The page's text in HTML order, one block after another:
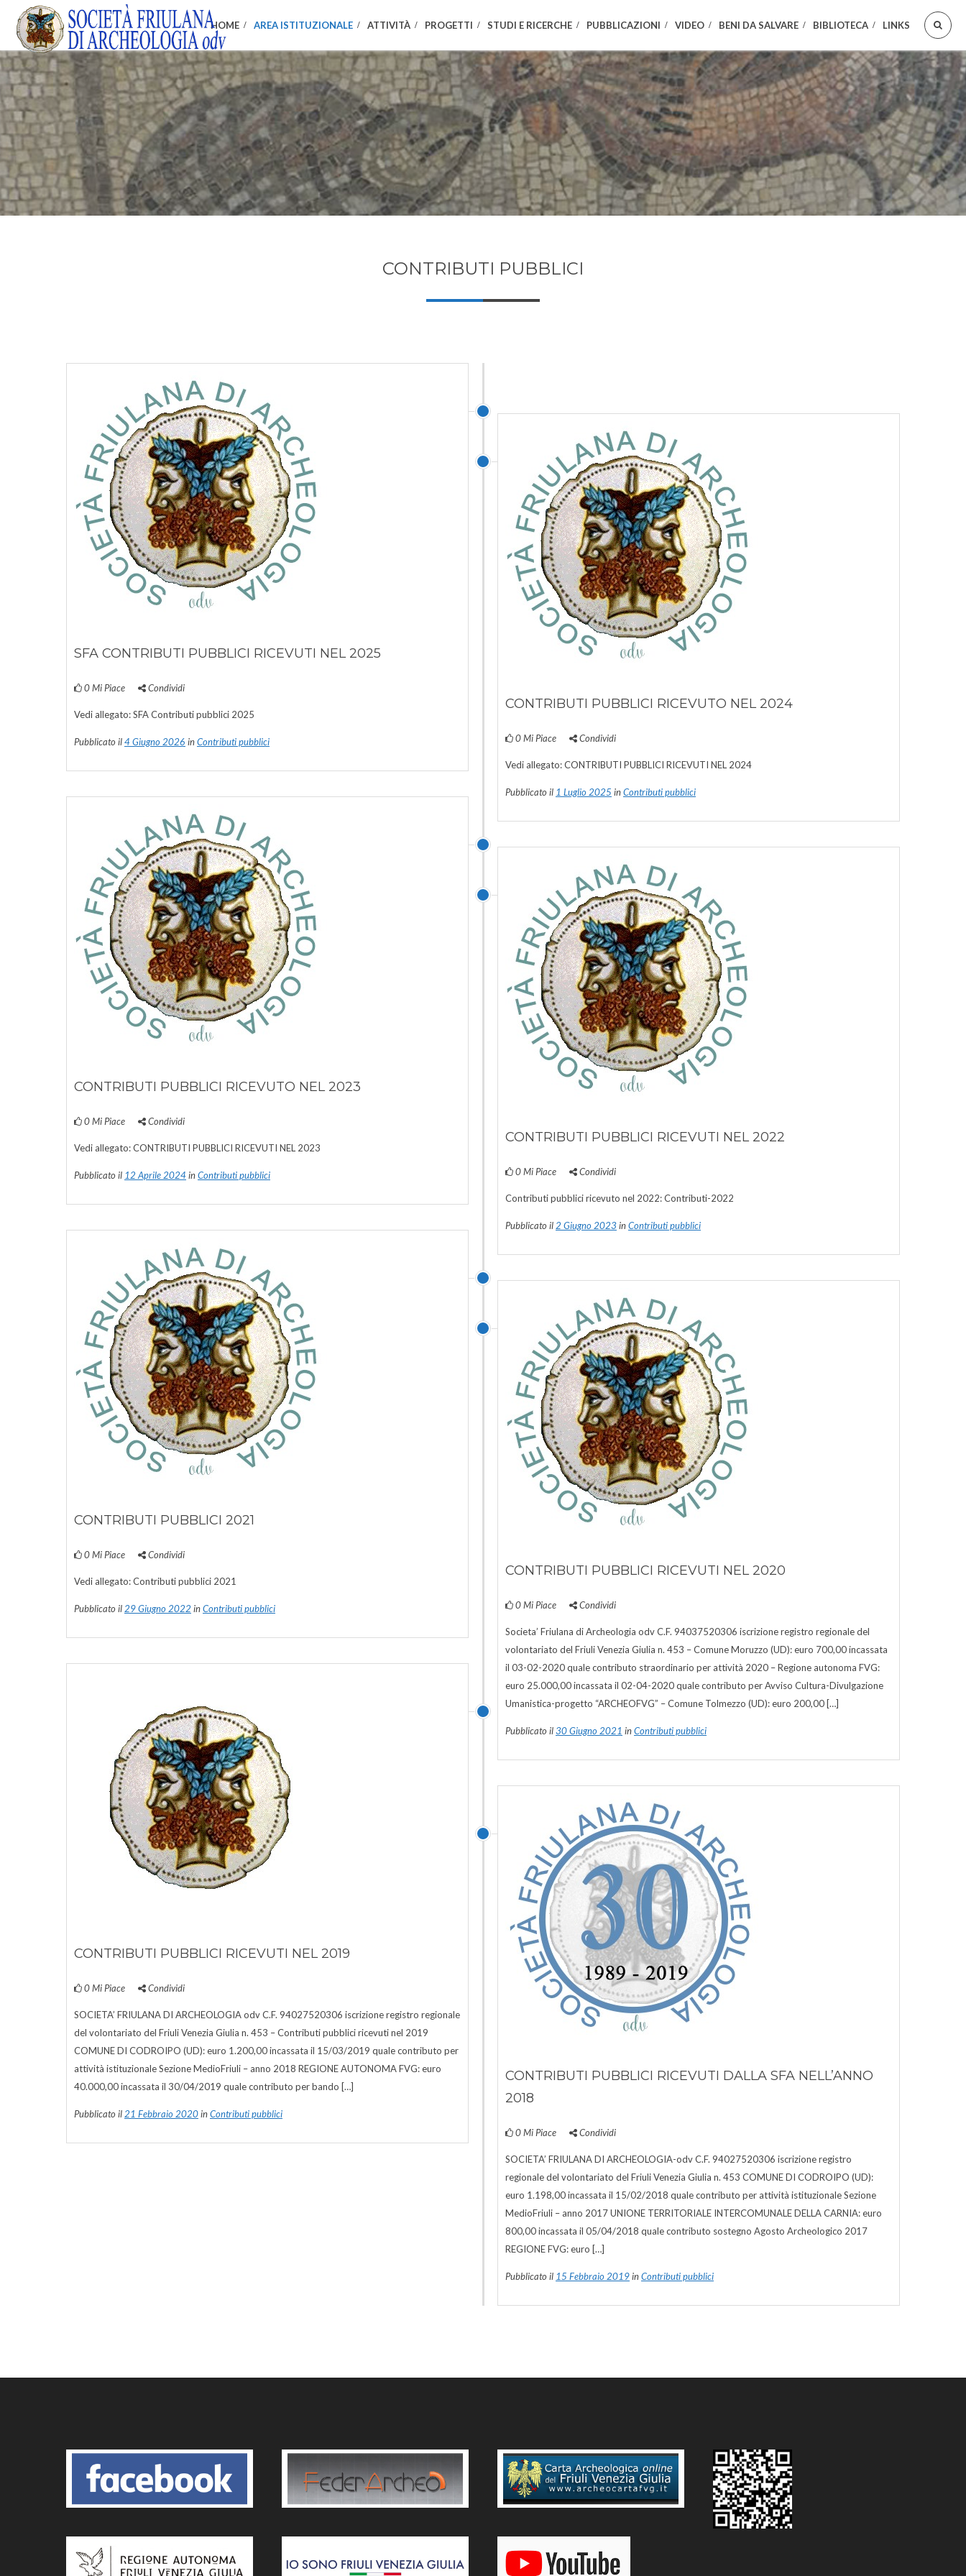
HOME AREA ISTITUZIONALE ATTIVITÀ PROGETTI STUDI E RICERCHE PUBBLICAZIONI VIDEO BENI DA SALVARE BIBLIOTECA LINKS
CONTRIBUTI PUBBLICI
SFA CONTRIBUTI PUBBLICI RICEVUTI NEL 2025
0Mi Piace Condividi
Vedi allegato: SFA Contributi pubblici 2025
Pubblicato il4 Giugno 2026 inContributi pubblici
CONTRIBUTI PUBBLICI RICEVUTO NEL 2024
0Mi Piace Condividi
Vedi allegato: CONTRIBUTI PUBBLICI RICEVUTI NEL 2024
Pubblicato il 1 Luglio 2025 inContributi pubblici
CONTRIBUTI PUBBLICI RICEVUTO NEL 2023
0Mi Piace Condividi
Vedi allegato: CONTRIBUTI PUBBLICI RICEVUTI NEL 2023
Pubblicato il 12 Aprile 2024inContributi pubblici
CONTRIBUTI PUBBLICI RICEVUTI NEL 2022
0Mi Piace Condividi
Contributi pubblici ricevuto nel 2022: Contributi-2022
Pubblicato il 2 Giugno 2023inContributi pubblici
CONTRIBUTI PUBBLICI 2021
0Mi Piace Condividi
Vedi allegato: Contributi pubblici 2021
Pubblicato il 29 Giugno 2022 inContributi pubblici
CONTRIBUTI PUBBLICI RICEVUTI NEL 2020
0Mi Piace Condividi
Societa’ Friulana di Archeologia odv C.F. 94037520306 iscrizione registro regionale del
volontariato del Friuli Venezia Giulia n. 453 – Comune Moruzzo (UD): euro 700,00 incassata
il 03-02-2020 quale contributo straordinario per attività 2020 – Regione autonoma FVG:
euro 25.000,00 incassata il 02-04-2020 quale contributo per Avviso Cultura-Divulgazione
Umanistica-progetto “ARCHEOFVG” – Comune Tolmezzo (UD): euro 200,00 […]
Pubblicato il30 Giugno 2021 inContributi pubblici
CONTRIBUTI PUBBLICI RICEVUTI NEL 2019
0Mi Piace Condividi
SOCIETA’ FRIULANA DI ARCHEOLOGIA odv C.F. 94027520306 iscrizione registro regionale
del volontariato del Friuli Venezia Giulia n. 453 – Contributi pubblici ricevuti nel 2019
COMUNE DI CODROIPO (UD): euro 1.200,00 incassata il 15/03/2019 quale contributo per
attività istituzionale Sezione MedioFriuli – anno 2018 REGIONE AUTONOMA FVG: euro
40.000,00 incassata il 30/04/2019 quale contributo per bando […]
Pubblicato il 21 Febbraio 2020inContributi pubblici
CONTRIBUTI PUBBLICI RICEVUTI DALLA SFA NELL’ANNO
2018
0Mi Piace Condividi
SOCIETA’ FRIULANA DI ARCHEOLOGIA-odv C.F. 94027520306 iscrizione registro
regionale del volontariato del Friuli Venezia Giulia n. 453 COMUNE DI CODROIPO (UD):
euro 1.198,00 incassata il 15/02/2018 quale contributo per attività istituzionale Sezione
MedioFriuli – anno 2017 UNIONE TERRITORIALE INTERCOMUNALE DELLA CARNIA: euro
800,00 incassata il 05/04/2018 quale contributo sostegno Agosto Archeologico 2017
REGIONE FVG: euro […]
Pubblicato il 15 Febbraio 2019inContributi pubblici